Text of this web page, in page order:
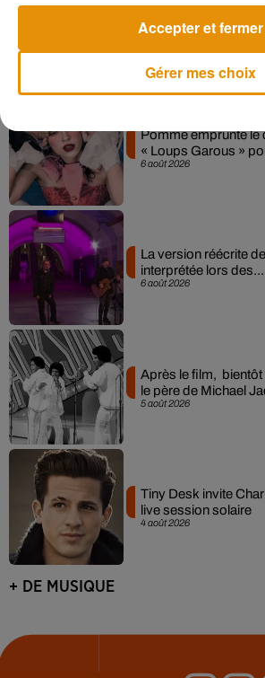
collaboration tant
6 août 2026
Pomme emprunte le
« Loups Garous »
6 août 2026
La version réécrite
interprétée lors des...
5 août 2026
Après le film,
le père de Michael
4 août 2026
Tiny Desk invite
live session solaire
+ DE MUSIQUE
Gérer mes choix
Accepter et fermer